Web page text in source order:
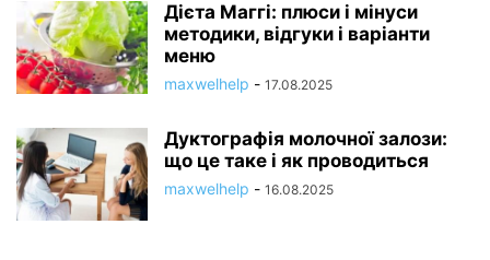
Дієта Маггі: плюси і мінуси
методики, відгуки і варіанти
меню
maxwelhelp - 17.08.2025
Дуктографія молочної залози:
що це таке і як проводиться
maxwelhelp - 16.08.2025